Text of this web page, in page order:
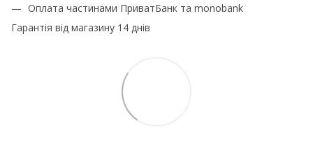
Оплата частинами ПриватБанк та monobank
Гарантія від магазину 14 днів